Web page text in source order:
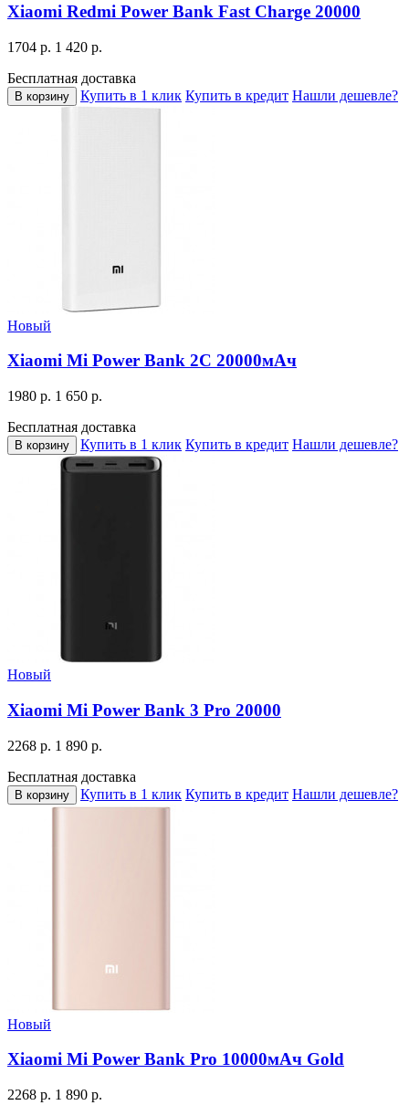
Xiaomi Redmi Power Bank Fast Charge 20000
1704 р. 1 420 р.
Бесплатная доставка
В корзину Купить в 1 клик Купить в кредит Нашли дешевле?
Новый
Xiaomi Mi Power Bank 2C 20000мАч
1980 р. 1 650 р.
Бесплатная доставка
В корзину Купить в 1 клик Купить в кредит Нашли дешевле?
Новый
Xiaomi Mi Power Bank 3 Pro 20000
2268 р. 1 890 р.
Бесплатная доставка
В корзину Купить в 1 клик Купить в кредит Нашли дешевле?
Новый
Xiaomi Mi Power Bank Pro 10000мАч Gold
2268 р. 1 890 р.